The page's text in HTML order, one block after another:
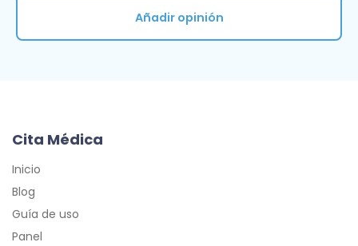
Añadir opinión
Cita Médica
Inicio
Blog
Guía de uso
Panel